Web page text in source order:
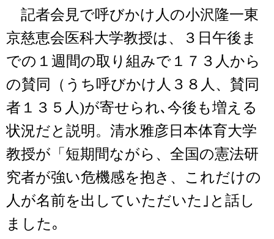
記者会見で呼びかけ人の小沢隆一東
京慈恵会医科大学教授は、３日午後ま
での１週間の取り組みで１７３人から
の賛同（うち呼びかけ人３８人、賛同
者１３５人)が寄せられ､今後も増える
状況だと説明。清水雅彦日本体育大学
教授が「短期間ながら、全国の憲法研
究者が強い危機感を抱き、これだけの
人が名前を出していただいた｣と話し
ました｡